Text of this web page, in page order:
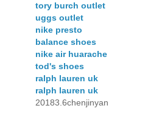
tory burch outlet
uggs outlet
nike presto
balance shoes
nike air huarache
tod's shoes
ralph lauren uk
ralph lauren uk
20183.6chenjinyan